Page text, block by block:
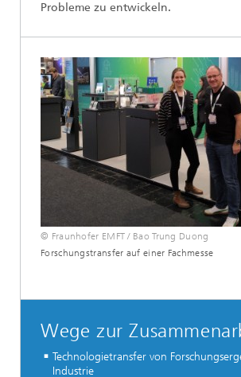
Probleme zu entwickeln.
© Fraunhofer EMFT / Bao Trung Duong
Forschungstransfer auf einer Fachmesse
Wege zur
Technologietransfer von
Industrie